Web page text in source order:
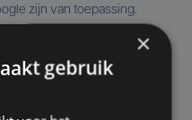
zijn van toepassing.
×
gebruik